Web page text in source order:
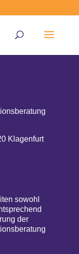
Klagenfurt
sowohl
der